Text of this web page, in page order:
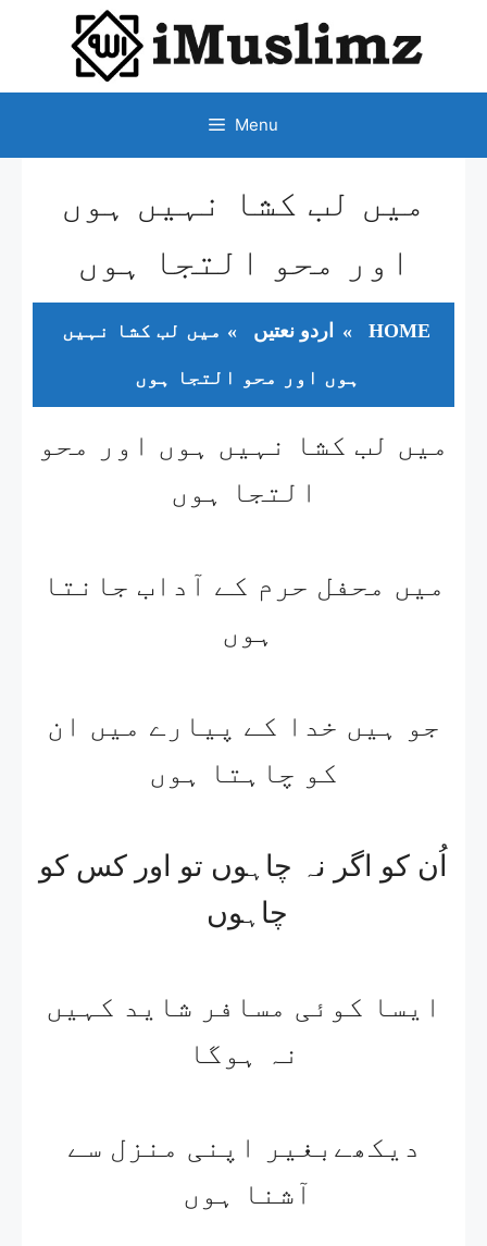
CONTENT
Menu
میں لب کشا نہیں ہوں
اور محو التجا ہوں​
HOME
» اردو نعتیں » میں لب کشا نہیں
ہوں اور محو التجا ہوں​
میں لب کشا نہیں ہوں اور محو
التجا ہوں​
میں محفل حرم کے آداب جانتا
ہوں​ ​
جو ہیں خدا کے پیارے میں ان
کو چاہتا ہوں​
اُن کو اگر نہ چاہوں تو اور کس کو
چاہوں​ ​
ایسا کوئی مسافر شاید کہیں
نہ ہوگا​
دیکھےبغیر اپنی منزل سے
آشنا ہوں​ ​